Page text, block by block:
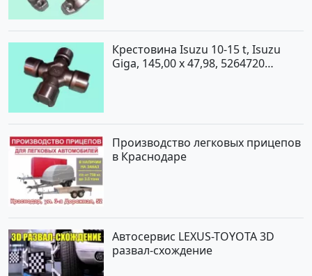
Крестовина Isuzu 10-15 t, Isuzu
Giga, 145,00 x 47,98, 5264720
Производство легковых прицепов
в Краснодаре
Автосервис LEXUS-TOYOTA 3D
развал-схождение